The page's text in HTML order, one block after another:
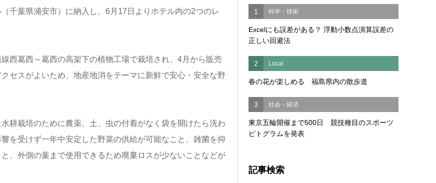
千葉県浦安市）に納入し、6月17日よりホテル内の2つのレ
西葛西～葛西の高架下の植物工場で栽培され、4月から販売
セスがよいため、地産地消をテーマに新鮮で安心・安全な野
耕栽培のために農薬、土、虫の付着がなく袋を開けたら洗わ
を受けず一年中安定した野菜の供給が可能なこと、雑菌を抑
、外側の葉まで使用できるため廃棄ロスが少ないことなどが
1 科学・技術
Excelにも誤差がある？ 浮動小数点演算誤差の
正しい回避法
2 Local
春の花が楽しめる 福島県内の散歩道
3 社会・経済
東京五輪開催まで500日 競技種目のスポーツ
ピトグラムを発表
記事検索